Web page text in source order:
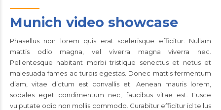
Munich video showcase
Phasellus non lorem quis erat scelerisque efficitur. Nullam
mattis odio magna, vel viverra magna viverra nec.
Pellentesque habitant morbi tristique senectus et netus et
malesuada fames ac turpis egestas. Donec mattis fermentum
diam, vitae dictum est convallis et. Aenean mauris lorem,
sodales eget condimentum nec, faucibus vitae est. Fusce
vulputate odio non mollis commodo. Curabitur efficitur id tellus